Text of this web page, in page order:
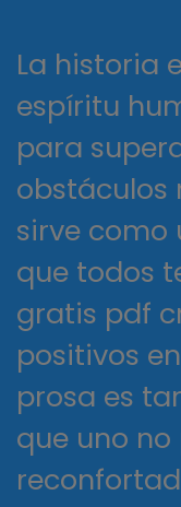
La historia
espíritu
para
obstáculos
sirve como
que todos
gratis pdf
positivos
prosa es
que uno